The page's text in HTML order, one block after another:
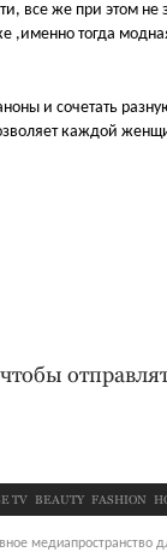
все же при этом
тогда
и сочетать
каждой
TV BEAUTY FASHION
медиапространство